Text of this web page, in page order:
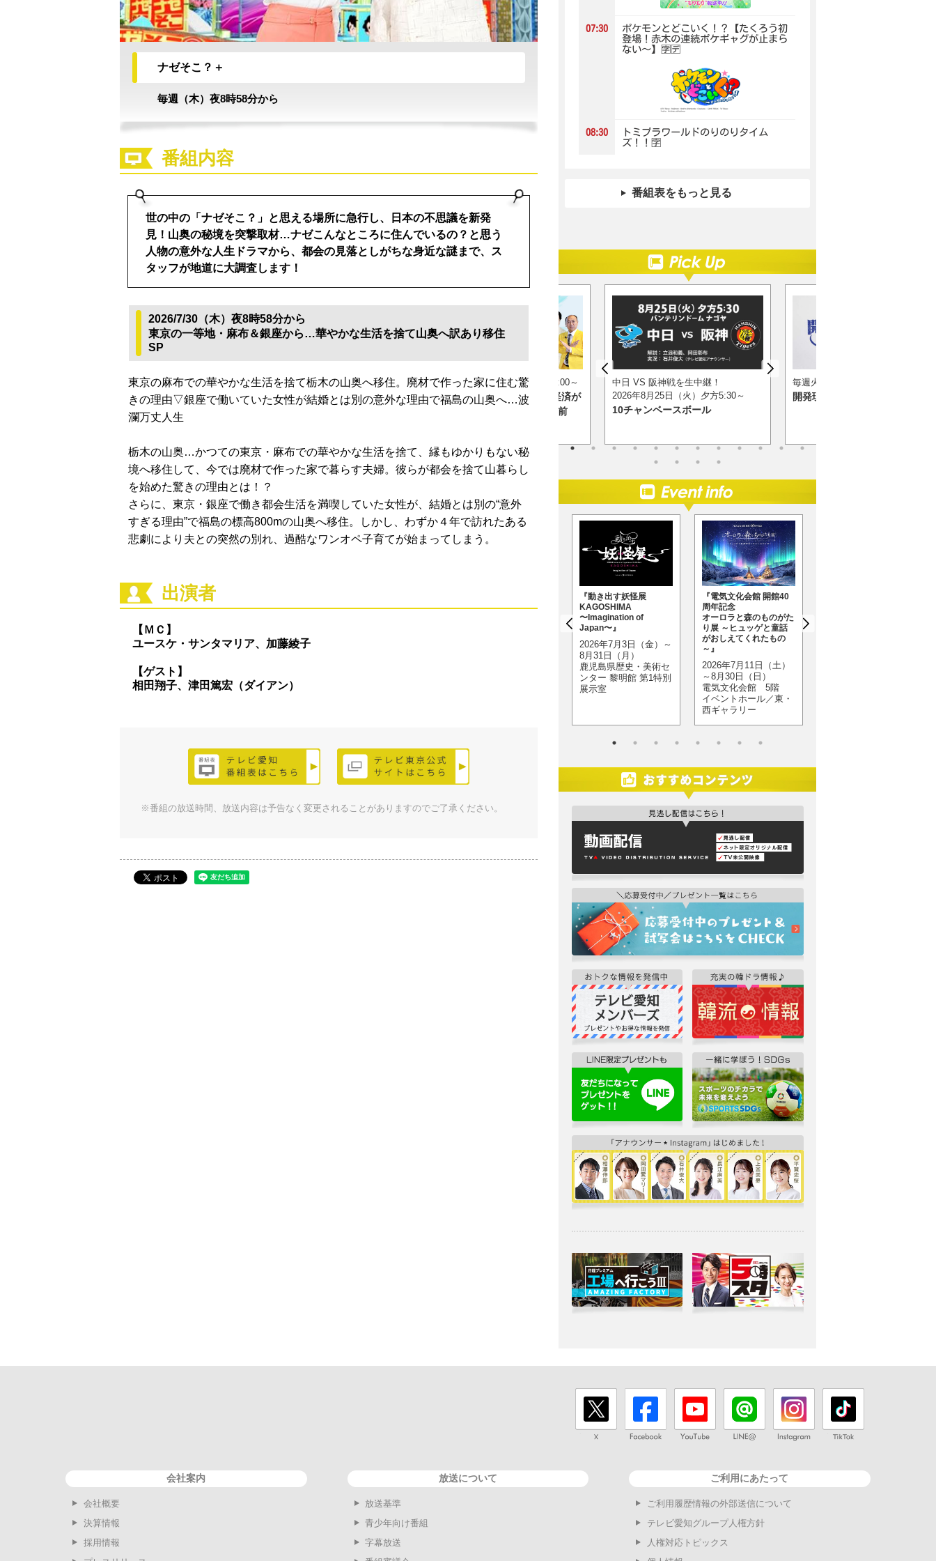
ナゼそこ？＋
毎週（木）夜8時58分から
番組内容
世の中の「ナゼそこ？」と思える場所に急行し、日本の不思議を新発
見！山奥の秘境を突撃取材…ナゼこんなところに住んでいるの？と思う
人物の意外な人生ドラマから、都会の見落としがちな身近な謎まで、ス
タッフが地道に大調査します！
2026/7/30（木）夜8時58分から
東京の一等地・麻布＆銀座から…華やかな生活を捨て山奥へ訳あり移住
SP
東京の麻布での華やかな生活を捨て栃木の山奥へ移住。廃材で作った家に住む驚
きの理由▽銀座で働いていた女性が結婚とは別の意外な理由で福島の山奥へ…波
瀾万丈人生
栃木の山奥…かつての東京・麻布での華やかな生活を捨て、縁もゆかりもない秘
境へ移住して、今では廃材で作った家で暮らす夫婦。彼らが都会を捨て山暮らし
を始めた驚きの理由とは！？
さらに、東京・銀座で働き都会生活を満喫していた女性が、結婚とは別の“意外
すぎる理由”で福島の標高800mの山奥へ移住。しかし、わずか４年で訪れたある
悲劇により夫との突然の別れ、過酷なワンオペ子育てが始まってしまう。
出演者
【ＭＣ】
ユースケ・サンタマリア、加藤綾子
【ゲスト】
相田翔子、津田篤宏（ダイアン）
※番組の放送時間、放送内容は予告なく変更されることがありますのでご了承ください。
07:30
ポケモンとどこいく！？【たくろう初
登場！赤木の連続ポケギャグが止まら
ない〜】🈑🈓
08:30 トミプラワールドのりのりタイム
ズ！！🈑
番組表をもっと見る
毎週土曜夜6:30～
千原ジュニアの愛知あたりまえワ
2026年8月11日（火・祝）昼12:00～
日経スペシャル 最新技術で経済が
動く！クイズ X年後の当たり前
中日 VS 阪神戦を生中継！
2026年8月25日（火）夕方5:30～
10チャンベースボール
毎週火曜 夜10:58～
開発現場へ行こう！
人類が見た4万年前の世
物マニア 2027』
『動き出す妖怪展
KAGOSHIMA
〜Imagination of
Japan〜』
2026年7月3日（金）～
8月31日（月）
鹿児島県歴史・美術セ
ンター 黎明館 第1特別
展示室
『電気文化会館 開館40
周年記念
オーロラと森のものがた
り展 ～ヒュッゲと童話
がおしえてくれたもの
～』
2026年7月11日（土）
～8月30日（日）
電気文化会館 5階
イベントホール／東・
西ギャラリー
会社案内
会社概要
決算情報
採用情報
放送について
放送基準
青少年向け番組
字幕放送
ご利用にあたって
ご利用履歴情報の外部送信について
テレビ愛知グループ人権方針
人権対応トピックス